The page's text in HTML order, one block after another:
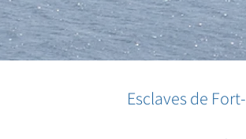
Esclaves de